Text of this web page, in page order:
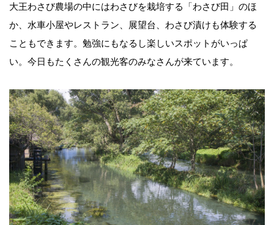
大王わさび農場の中にはわさびを栽培する「わさび田」のほ
か、水車小屋やレストラン、展望台、わさび漬けも体験する
こともできます。勉強にもなるし楽しいスポットがいっぱ
い。今日もたくさんの観光客のみなさんが来ています。